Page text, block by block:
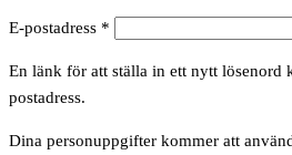
E-postadress *
En länk för att ställa in ett nytt lösenord
postadress.
Dina personuppgifter kommer att